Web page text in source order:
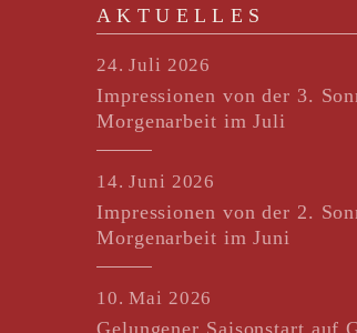
AKTUELLES
24. Juli 2026
Impressionen von der 3.
Morgenarbeit im Juli
14. Juni 2026
Impressionen von der 2.
Morgenarbeit im Juni
10. Mai 2026
Gelungener Saisonstart auf